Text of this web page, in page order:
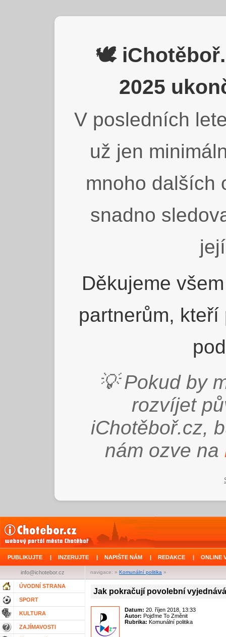
🕊️
2025
V posledních
už jen
mnoho dalších
snadno
Děkujeme
partnerům,
💡 Pokud by
rozvíjet
iChotěboř.cz,
nám ozve na
PUBLIKUJTE | INZERUJTE | NAPIŠTE NÁM | REDAKCE | ONLINE
navigace: » Komunální politika »
info@ichotebor.cz
ÚVODNÍ STRANA
SPORT
KULTURA
ZAJÍMAVOSTI
Jak pokračují povolební
Datum: 20. říjen 2018, 13:33
Autor: Pojďme To Změnit
Rubrika: Komunální politika